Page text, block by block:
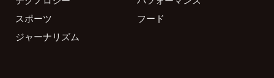
スポーツ
フード
ジャーナリズム